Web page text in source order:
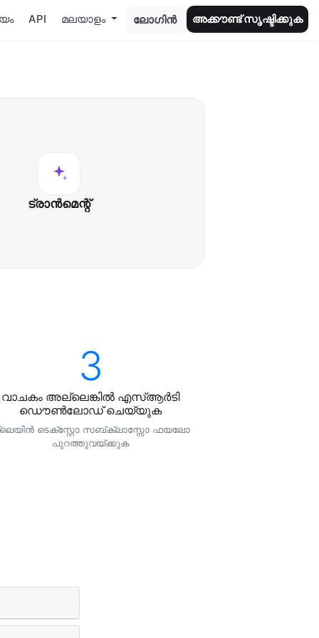
API മലയാളം ലോഗിൻ അക്കൗണ്ട് സൃഷ്ടിക്കുക
ട്രാന്‍മെന്റ്
3
വാചകം അല്ലെങ്കില്‍ എസ്‌ആര്‍ടി
ഡൌണ്‍ലോഡ് ചെയ്യുക
ടെക്സ്റ്റോ സബ്ക്ലാസ്സോ ഫയലോ
പുറത്തുവയ്ക്കുക